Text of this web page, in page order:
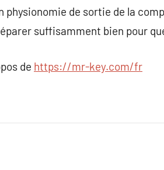
physionomie de sortie de la
suffisamment bien pour
de https://mr-key.com/fr